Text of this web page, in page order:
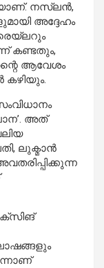
നസ്‌ലൻ,
അദ്ദേഹം
കണ്ടതും,
ആവേശം
കഴിയും.
അത്
ലുക്മാൻ